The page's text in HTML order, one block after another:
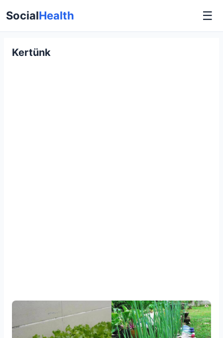
SocialHealth ☰
Kertünk